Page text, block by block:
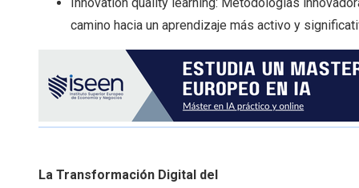
Innovation quality learning: Metodologías
camino hacia un aprendizaje más activo y
La Transformación Digital del